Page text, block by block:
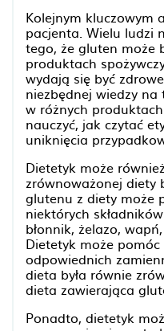
Kolejnym kluczowym
pacjenta. Wielu ludzi
tego, że gluten może
produktach
wydają się być
niezbędnej wiedzy
w różnych
nauczyć, jak czytać
uniknięcia
Dietetyk może
zrównoważonej diety
glutenu z diety może
niektórych
błonnik, żelazo,
Dietetyk może
odpowiednich
dieta była równie
dieta zawierająca
Ponadto, dietetyk